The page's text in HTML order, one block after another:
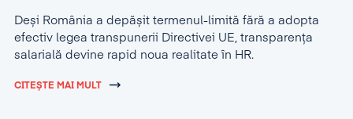
Deși România a depășit termenul-limită fără a adopta
efectiv legea transpunerii Directivei UE, transparența
salarială devine rapid noua realitate în HR.
CITEȘTE MAI MULT